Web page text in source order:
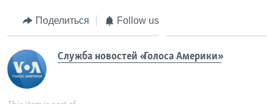
Поделиться Follow us
Служба новостей «Голоса Америки»